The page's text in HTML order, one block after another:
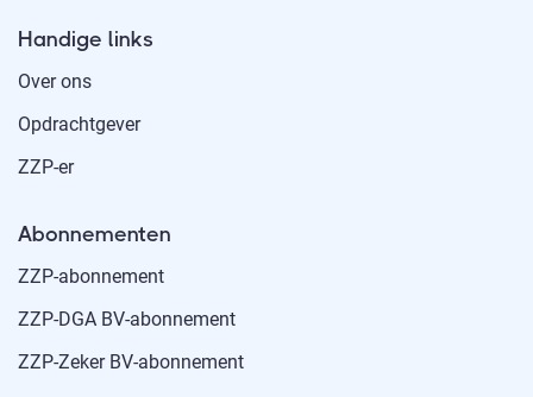
Handige links
Over ons
Opdrachtgever
ZZP-er
Abonnementen
ZZP-abonnement
ZZP-DGA BV-abonnement
ZZP-Zeker BV-abonnement